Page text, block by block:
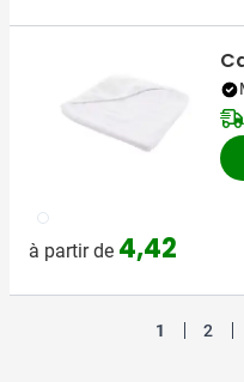
002
à partir de 4,42
Vous lisez
1 Page
2